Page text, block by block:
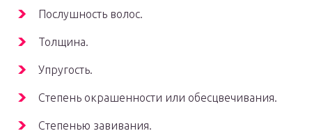
Послушность волос.
Толщина.
Упругость.
Степень окрашенности или обесцвечивания.
Степенью завивания.